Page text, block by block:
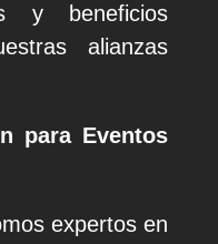
y beneficios
alianzas
para Eventos
expertos en